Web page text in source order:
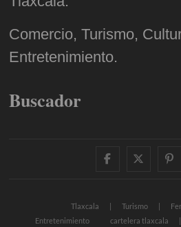
Comercio, Turismo,
Entretenimiento.
Buscador
facebook
Tlaxcala Turismo
Entretenimiento
cartelera tlaxcala